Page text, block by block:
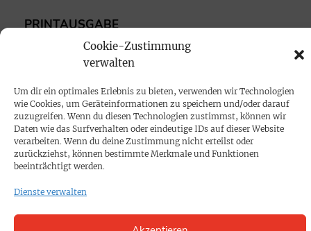
Cookie-Zustimmung
verwalten
Um dir ein optimales Erlebnis zu bieten, verwenden wir Technologien
wie Cookies, um Geräteinformationen zu speichern und/oder darauf
zuzugreifen. Wenn du diesen Technologien zustimmst, können wir
Daten wie das Surfverhalten oder eindeutige IDs auf dieser Website
verarbeiten. Wenn du deine Zustimmung nicht erteilst oder
zurückziehst, können bestimmte Merkmale und Funktionen
beeinträchtigt werden.
Dienste verwalten
PRINTAUSGABE
Mediadaten
PROKOMPAKT
Impressum
SPENDEN
Datenschutz